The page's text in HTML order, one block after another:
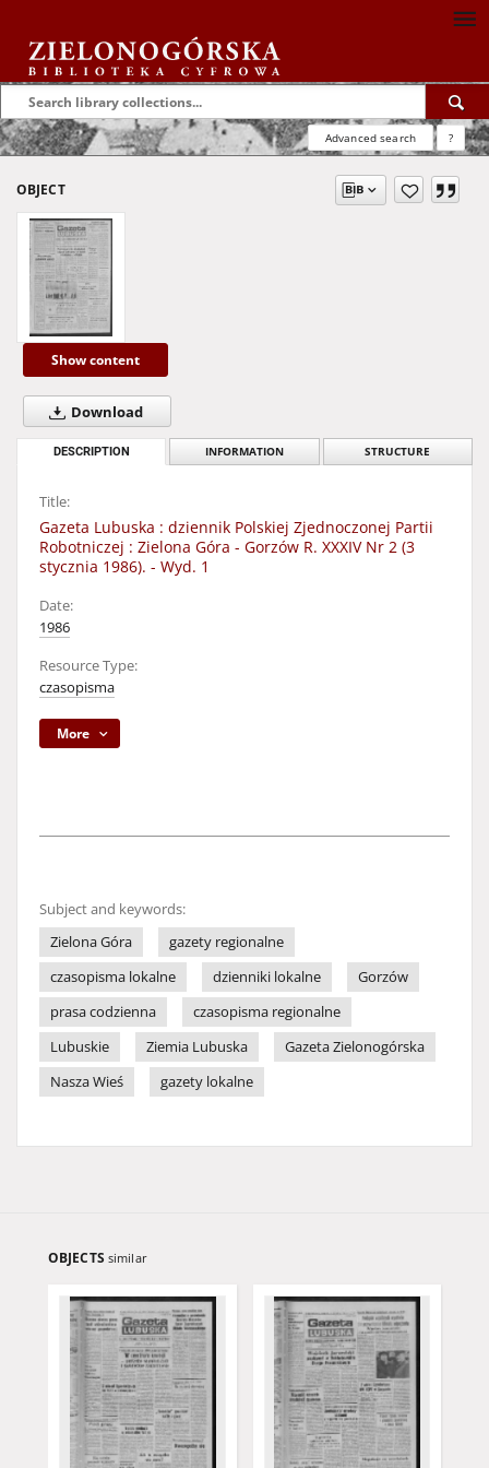
Advanced search ?
OBJECT
Show content
Download
DESCRIPTION INFORMATION STRUCTURE
Title:
Gazeta Lubuska : dziennik Polskiej Zjednoczonej Partii
Robotniczej : Zielona Góra - Gorzów R. XXXIV Nr 2 (3
stycznia 1986). - Wyd. 1
Date:
1986
Resource Type:
czasopisma
More
Subject and keywords:
Zielona Góra
gazety regionalne
czasopisma lokalne
dzienniki lokalne
Gorzów
prasa codzienna
czasopisma regionalne
Lubuskie
Ziemia Lubuska
Gazeta Zielonogórska
Nasza Wieś
gazety lokalne
OBJECTS similar